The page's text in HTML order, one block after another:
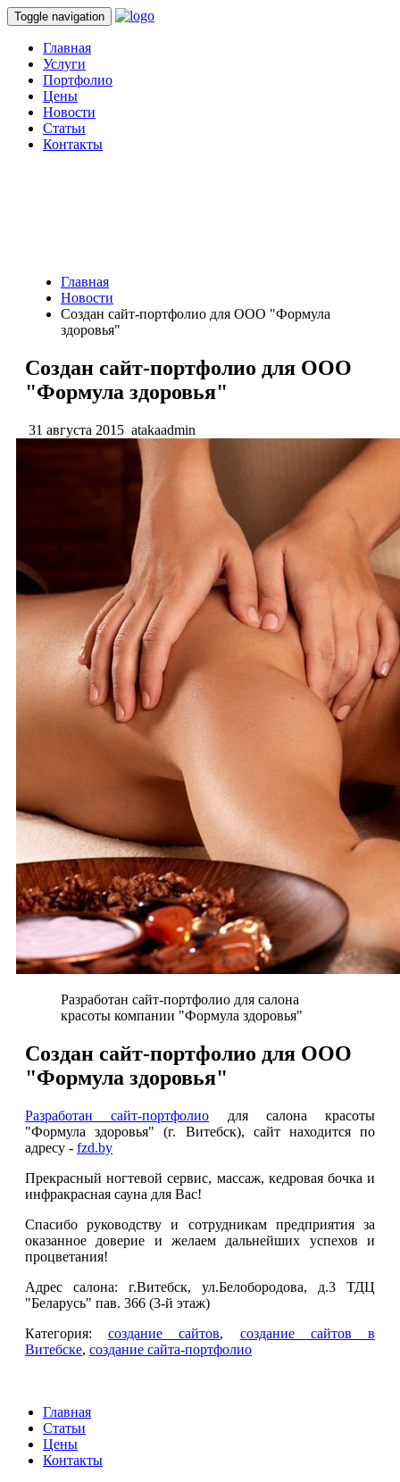
Toggle navigation
Главная
Услуги
Портфолио
Цены
Новости
Статьи
Контакты
Главная
Новости
Создан сайт-портфолио для ООО "Формула
здоровья"
Создан сайт-портфолио для ООО
"Формула здоровья"
31 августа 2015 atakaadmin
Разработан сайт-портфолио для салона
красоты компании "Формула здоровья"
Создан сайт-портфолио для ООО
"Формула здоровья"
Разработан сайт-портфолио для салона красоты
"Формула здоровья" (г. Витебск), сайт находится по
адресу - fzd.by
Прекрасный ногтевой сервис, массаж, кедровая бочка и
инфракрасная сауна для Вас!
Спасибо руководству и сотрудникам предприятия за
оказанное доверие и желаем дальнейших успехов и
процветания!
Адрес салона: г.Витебск, ул.Белобородова, д.3 ТДЦ
"Беларусь" пав. 366 (3-й этаж)
Категория:создание сайтов, создание сайтов в
Витебске, создание сайта-портфолио
Главная
Статьи
Цены
Контакты